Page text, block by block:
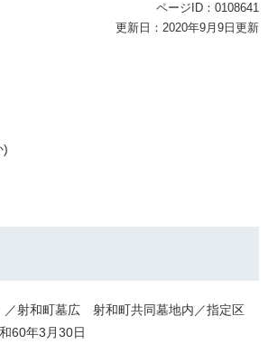
ページID：0108641
更新日：2020年9月9日更新
)
／射和町墓広 射和町共同墓地内／指定区
60年3月30日